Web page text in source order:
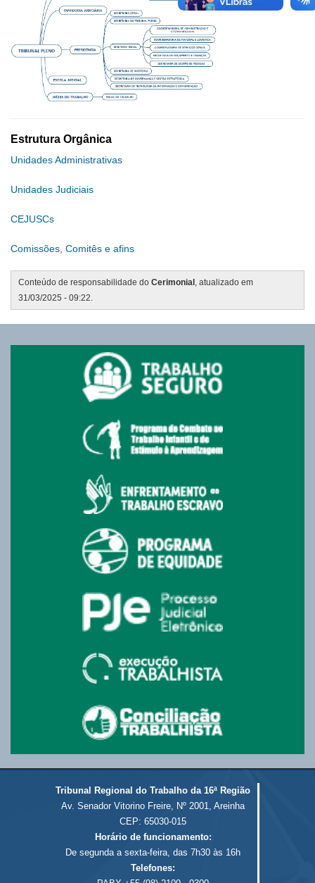
Estrutura Orgânica
Unidades Administrativas
Unidades Judiciais
CEJUSCs
Comissões, Comitês e afins
Conteúdo de responsabilidade do Cerimonial , atualizado em
31/03/2025 - 09:22.
Tribunal Regional do Trabalho da 16ª Região
Av. Senador Vitorino Freire, Nº 2001, Areinha
CEP: 65030-015
Horário de funcionamento:
De segunda a sexta-feira, das 7h30 às 16h
Telefones: